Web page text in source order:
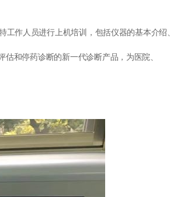
作人员进行上机培训，包括仪器的基本介绍、
和停药诊断的新一代诊断产品，为医院、